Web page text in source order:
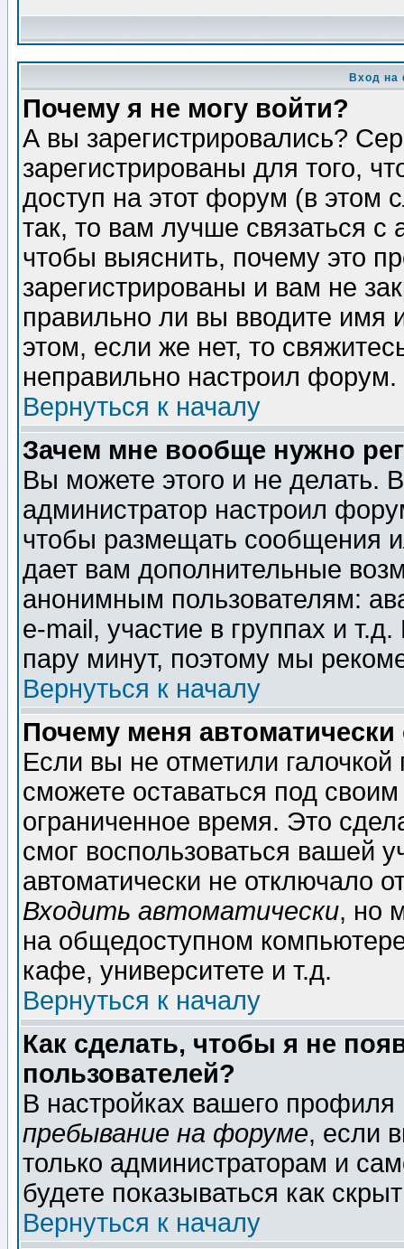
Вход на
Почему я не могу войти?
А вы зарегистрировались?
зарегистрированы для того,
доступ на этот форум (в этом
так, то вам лучше связаться
чтобы выяснить, почему это
зарегистрированы и вам не
правильно ли вы вводите
этом, если же нет, то
неправильно настроил форум.
Вернуться к началу
Зачем мне вообще нужно
Вы можете этого и не делать.
администратор настроил
чтобы размещать сообщения
дает вам дополнительные
анонимным пользователям:
e-mail, участие в группах и
пару минут, поэтому мы
Вернуться к началу
Почему меня автоматически
Если вы не отметили галочкой
сможете оставаться под
ограниченное время. Это
смог воспользоваться вашей
автоматически не отключало
Входить автоматически, но
на общедоступном
кафе, университете и т.д.
Вернуться к началу
Как сделать, чтобы я не
пользователей?
В настройках вашего
пребывание на форуме, если
только администраторам и
будете показываться как
Вернуться к началу